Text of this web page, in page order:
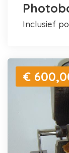
inclusief
€